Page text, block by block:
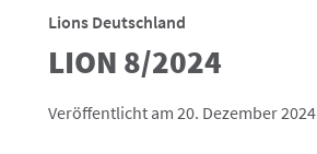
Lions Deutschland
LION 8/2024
Veröffentlicht am 20. Dezember 2024